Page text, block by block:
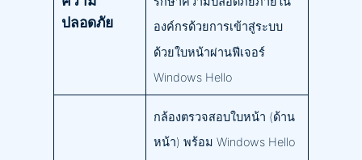
ปลอดภัย
องค์กรด้วยการเข้าสู่ระบบ
ด้วยใบหน้าผ่านฟีเจอร์
Windows Hello
กล้องตรวจสอบใบหน้า (ด้าน
หน้า) พร้อม Windows Hello